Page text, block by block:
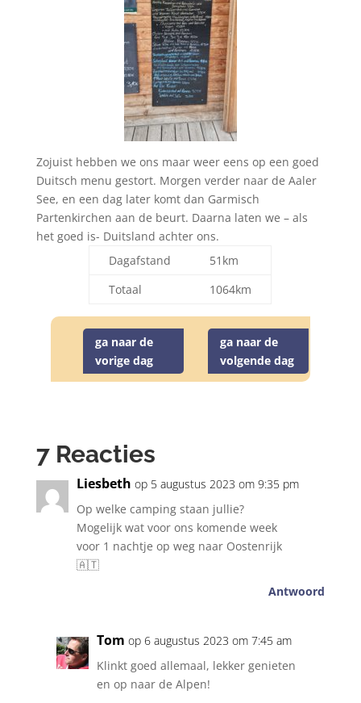
Zojuist hebben we ons maar weer eens op een goed
Duitsch menu gestort. Morgen verder naar de Aaler
See, en een dag later komt dan Garmisch
Partenkirchen aan de beurt. Daarna laten we – als
het goed is- Duitsland achter ons.
Dagafstand
51km
Totaal
1064km
ga naar de
vorige dag
ga naar de
volgende dag
7 Reacties
Liesbeth op 5 augustus 2023 om 9:35 pm
Op welke camping staan jullie?
Mogelijk wat voor ons komende week
voor 1 nachtje op weg naar Oostenrijk
🇦🇹
Antwoord
Tom op 6 augustus 2023 om 7:45 am
Klinkt goed allemaal, lekker genieten
en op naar de Alpen!